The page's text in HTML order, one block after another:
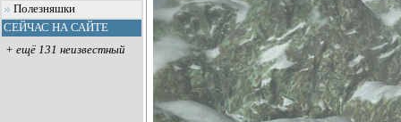
Полезняшки
СЕЙЧАС НА САЙТЕ
+ ещё 131 неизвестный